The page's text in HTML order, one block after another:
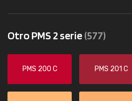
Otro PMS 2 serie(577)
PMS 200 C PMS 201 C